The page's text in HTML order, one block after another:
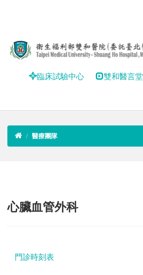
臨床試驗中心 雙和醫言堂
醫療團隊
心臟血管外科
門診時刻表